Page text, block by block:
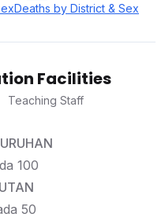
Deaths by District & Sex
Facilities
Teaching Staff
100
50